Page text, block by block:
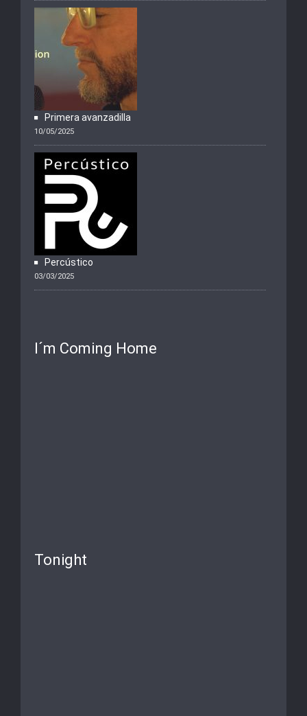
Primera avanzadilla
10/05/2025
Percústico
03/03/2025
I´m Coming Home
Tonight